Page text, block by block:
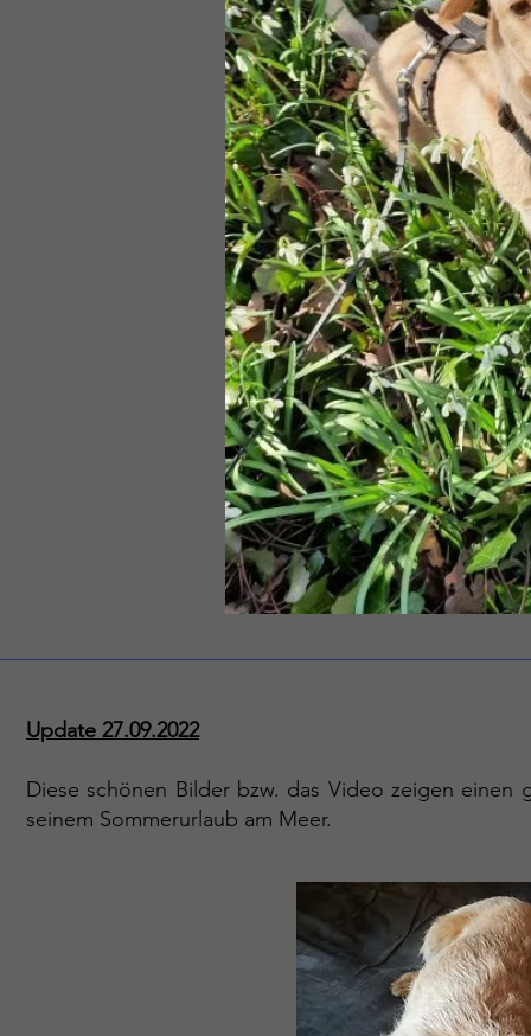
Update 27.09.2022
Diese schönen Bilder bzw. das Video zeigen
seinem Sommerurlaub am Meer.